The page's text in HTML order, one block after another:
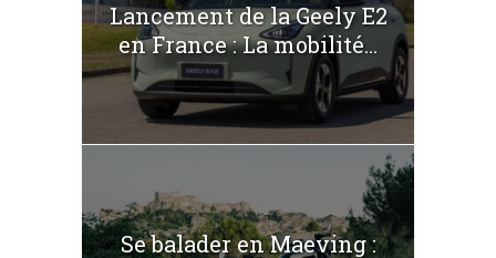
Lancement de la Geely E2
en France : La mobilité...
Se balader en Maeving :